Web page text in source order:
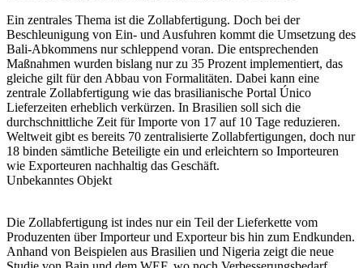
Ein zentrales Thema ist die Zollabfertigung. Doch bei der
Beschleunigung von Ein- und Ausfuhren kommt die Umsetzung des
Bali-Abkommens nur schleppend voran. Die entsprechenden
Maßnahmen wurden bislang nur zu 35 Prozent implementiert, das
gleiche gilt für den Abbau von Formalitäten. Dabei kann eine
zentrale Zollabfertigung wie das brasilianische Portal Único
Lieferzeiten erheblich verkürzen. In Brasilien soll sich die
durchschnittliche Zeit für Importe von 17 auf 10 Tage reduzieren.
Weltweit gibt es bereits 70 zentralisierte Zollabfertigungen, doch nur
18 binden sämtliche Beteiligte ein und erleichtern so Importeuren
wie Exporteuren nachhaltig das Geschäft.
Unbekanntes Objekt
Die Zollabfertigung ist indes nur ein Teil der Lieferkette vom
Produzenten über Importeur und Exporteur bis hin zum Endkunden.
Anhand von Beispielen aus Brasilien und Nigeria zeigt die neue